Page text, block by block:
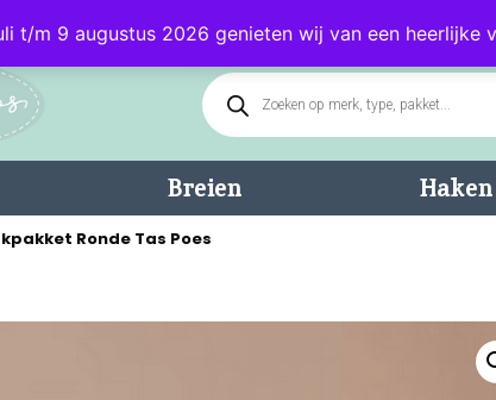
t/m 9 augustus 2026 genieten wij van een
Breien Haken
Ronde Tas Poes